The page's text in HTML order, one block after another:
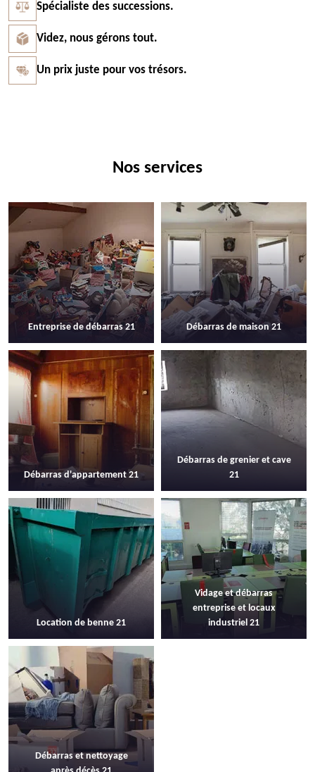
Spécialiste des successions.
Videz, nous gérons tout.
Un prix juste pour vos trésors.
Nos services
Entreprise de débarras 21 Débarras de maison 21
Débarras d'appartement 21
Débarras de grenier et cave
21
Location de benne 21
Vidage et débarras
entreprise et locaux
industriel 21
Débarras et nettoyage